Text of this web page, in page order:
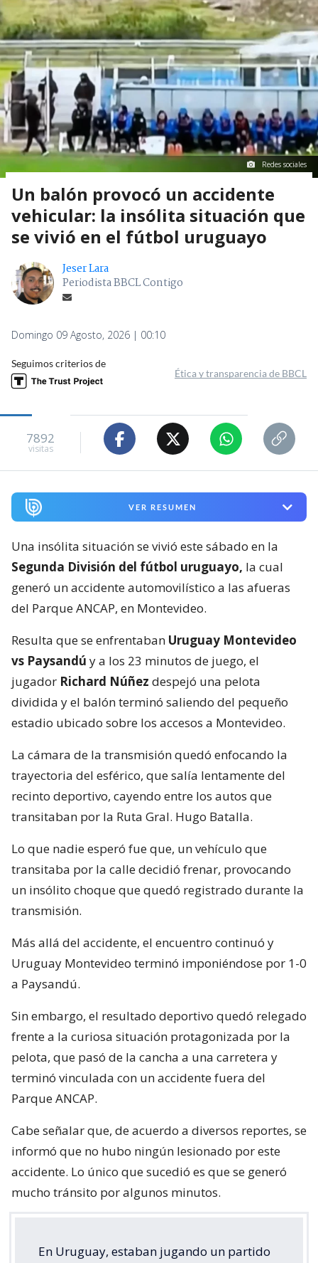
Redes sociales
Un balón provocó un accidente
vehicular: la insólita situación que
se vivió en el fútbol uruguayo
Jeser Lara
Periodista BBCL Contigo
Domingo 09 Agosto, 2026 | 00:10
Seguimos criterios de
Ética y transparencia de BBCL
7892
visitas
VER RESUMEN
Una insólita situación se vivió este sábado en la
Segunda División del fútbol uruguayo, la cual
generó un accidente automovilístico a las afueras
del Parque ANCAP, en Montevideo.
Resulta que se enfrentaban Uruguay Montevideo
vs Paysandú y a los 23 minutos de juego, el
jugador Richard Núñez despejó una pelota
dividida y el balón terminó saliendo del pequeño
estadio ubicado sobre los accesos a Montevideo.
La cámara de la transmisión quedó enfocando la
trayectoria del esférico, que salía lentamente del
recinto deportivo, cayendo entre los autos que
transitaban por la Ruta Gral. Hugo Batalla.
Lo que nadie esperó fue que, un vehículo que
transitaba por la calle decidió frenar, provocando
un insólito choque que quedó registrado durante la
transmisión.
Más allá del accidente, el encuentro continuó y
Uruguay Montevideo terminó imponiéndose por 1-0
a Paysandú.
Sin embargo, el resultado deportivo quedó relegado
frente a la curiosa situación protagonizada por la
pelota, que pasó de la cancha a una carretera y
terminó vinculada con un accidente fuera del
Parque ANCAP.
Cabe señalar que, de acuerdo a diversos reportes, se
informó que no hubo ningún lesionado por este
accidente. Lo único que sucedió es que se generó
mucho tránsito por algunos minutos.
En Uruguay, estaban jugando un partido